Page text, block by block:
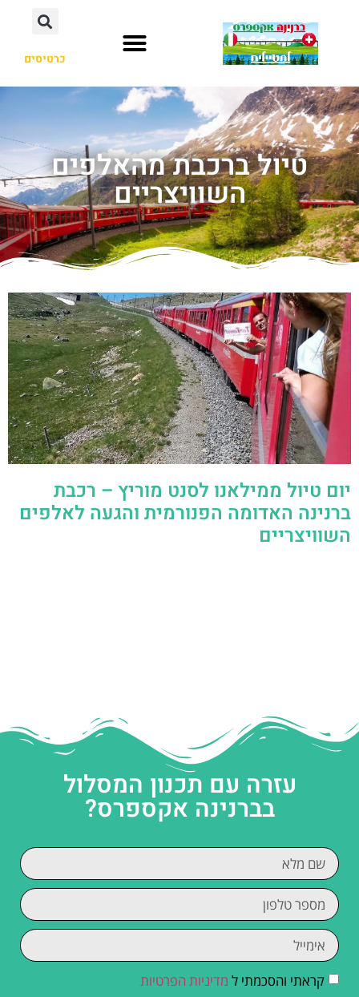
כרטיסים
טיול ברכבת מהאלפים
השוויצריים
יום טיול ממילאנו לסנט מוריץ – רכבת
ברנינה האדומה הפנורמית והגעה לאלפים
השוויצריים
עזרה עם תכנון המסלול
בברנינה אקספרס?
קראתי והסכמתי ל מדיניות הפרטיות